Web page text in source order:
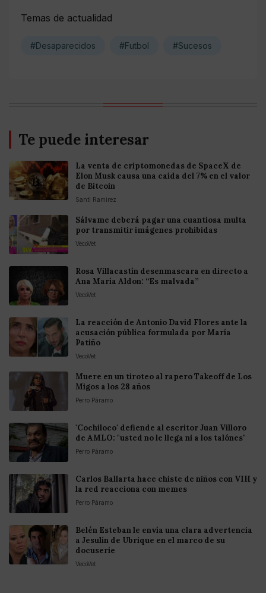
Temas de actualidad
#Desaparecidos #Futbol #Sucesos
Te puede interesar
La venta de criptomonedas de SpaceX de
Elon Musk causa una caída del 7% en el valor
de Bitcoin
Santi Ramirez
Sálvame deberá pagar una cuantiosa multa
por transmitir imágenes prohibidas
VecoVet
Rosa Villacastín desenmascara en directo a
Ana María Aldon: “Es malvada”
VecoVet
La reacción de Antonio David Flores ante la
acusación pública formulada por María
Patiño
VecoVet
Muere en un tiroteo al rapero Takeoff de Los
Migos a los 28 años
Perro Páramo
'Cochiloco' defiende al escritor Juan Villoro
de AMLO: "usted no le llega ni a los talónes"
Perro Páramo
Carlos Ballarta hace chiste de niños con VIH y
la red reacciona con memes
Perro Páramo
Belén Esteban le envía una clara advertencia
a Jesulín de Ubrique en el marco de su
docuserie
VecoVet